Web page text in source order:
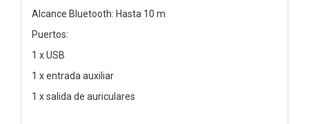
Alcance Bluetooth: Hasta 10 m
Puertos:
1 x USB
1 x entrada auxiliar
1 x salida de auriculares